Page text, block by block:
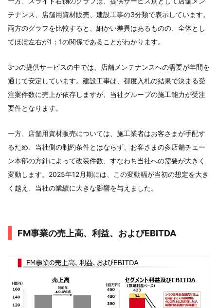
テナンス、店舗用資材販売、建設工事の3分類で表示しています。
両方のグラフを比較すると、細かい差異はあるものの、全体とし
てほぼ左右が1：1の関係であることがわかります。
3つの提供サービスの中では、店舗メンテナンスへの需要が年間を
通じて安定しています。建設工事は、都度入札の結果で決まる受
注案件数に売上が依存しますが、当社グループの施工能力が受注
要件となります。
一方、店舗用資材販売については、施工業者はお客さまが手配す
るため、当社側の制約条件とはならず、お客さまの多店舗チェー
ン本部の方針によって改装件数、すなわち当社への需要が大きく
変動します。2025年12月期には、この変動幅が当初の想定を大き
く越え、当社の業績に大きな影響を与えました。
FM事業の売上高、利益、およびEBITDA